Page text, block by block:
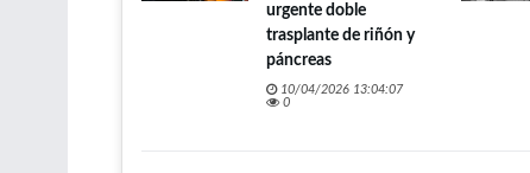
urgente doble
trasplante de riñón y
páncreas
10/04/2026 13:04:07
0